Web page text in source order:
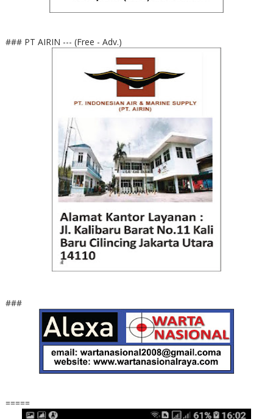
### PT AIRIN --- (Free - Adv.)
###
=====